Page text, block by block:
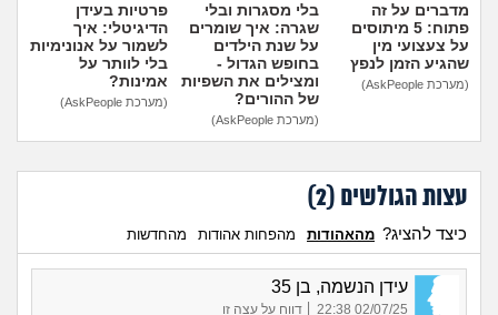
מדברים על זה
פתוח: 5 מיתוסים
על צעצועי מין
שהגיע הזמן לנפץ
(מערכת AskPeople)
בלי מסגרות ובלי
שגרה: איך שומרים
על שנת הילדים
בחופש הגדול -
ומצילים את השפיות
של ההורים?
(מערכת AskPeople)
פרטיות בעידן
הדיגיטלי: איך
לשמור על אנונימיות
בלי לוותר על
אמינות?
(מערכת AskPeople)
עצות הגולשים (2
)
כיצד להציג? מהאהודות מהפחות אהודות מהחדשות
עידן הנשמה, בן 35
02/07/25 22:38 דווח על עצה זו